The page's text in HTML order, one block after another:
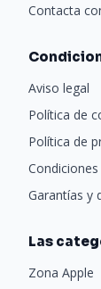
Contacta
Aviso legal
Política de
Política de
Garantías y
Las
Zona Apple